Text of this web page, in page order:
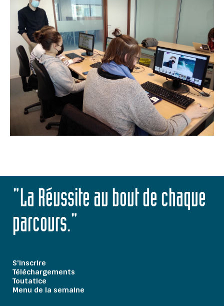
"La Réussite au bout de chaque
parcours."
S'inscrire
Téléchargements
Toutatice
Menu de la semaine